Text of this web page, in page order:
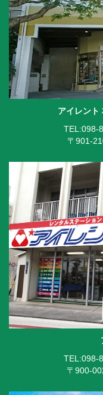
アイレント
TEL:098-
〒901-
TEL:098-
〒900-